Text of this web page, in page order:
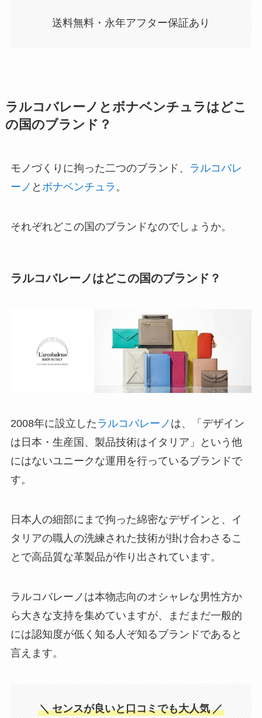
送料無料・永年アフター保証あり
ラルコバレーノとボナベンチュラはどこ
の国のブランド？
モノづくりに拘った二つのブランド、
ラルコバレ
ーノ と ボナベンチュラ 。
それぞれどこの国のブランドなのでしょうか。
ラルコバレーノはどこの国のブランド？
2008年に設立した ラルコバレーノ は、「デザイン
は日本・生産国、製品技術はイタリア」という他
にはないユニークな運用を行っているブランドで
す。
日本人の細部にまで拘った綿密なデザインと、イ
タリアの職人の洗練された技術が掛け合わさるこ
とで高品質な革製品が作り出されています。
ラルコバレーノは本物志向のオシャレな男性方か
ら大きな支持を集めていますが、まだまだ一般的
には認知度が低く知る人ぞ知るブランドであると
言えます。
＼ センスが良いと口コミでも大人気 ／